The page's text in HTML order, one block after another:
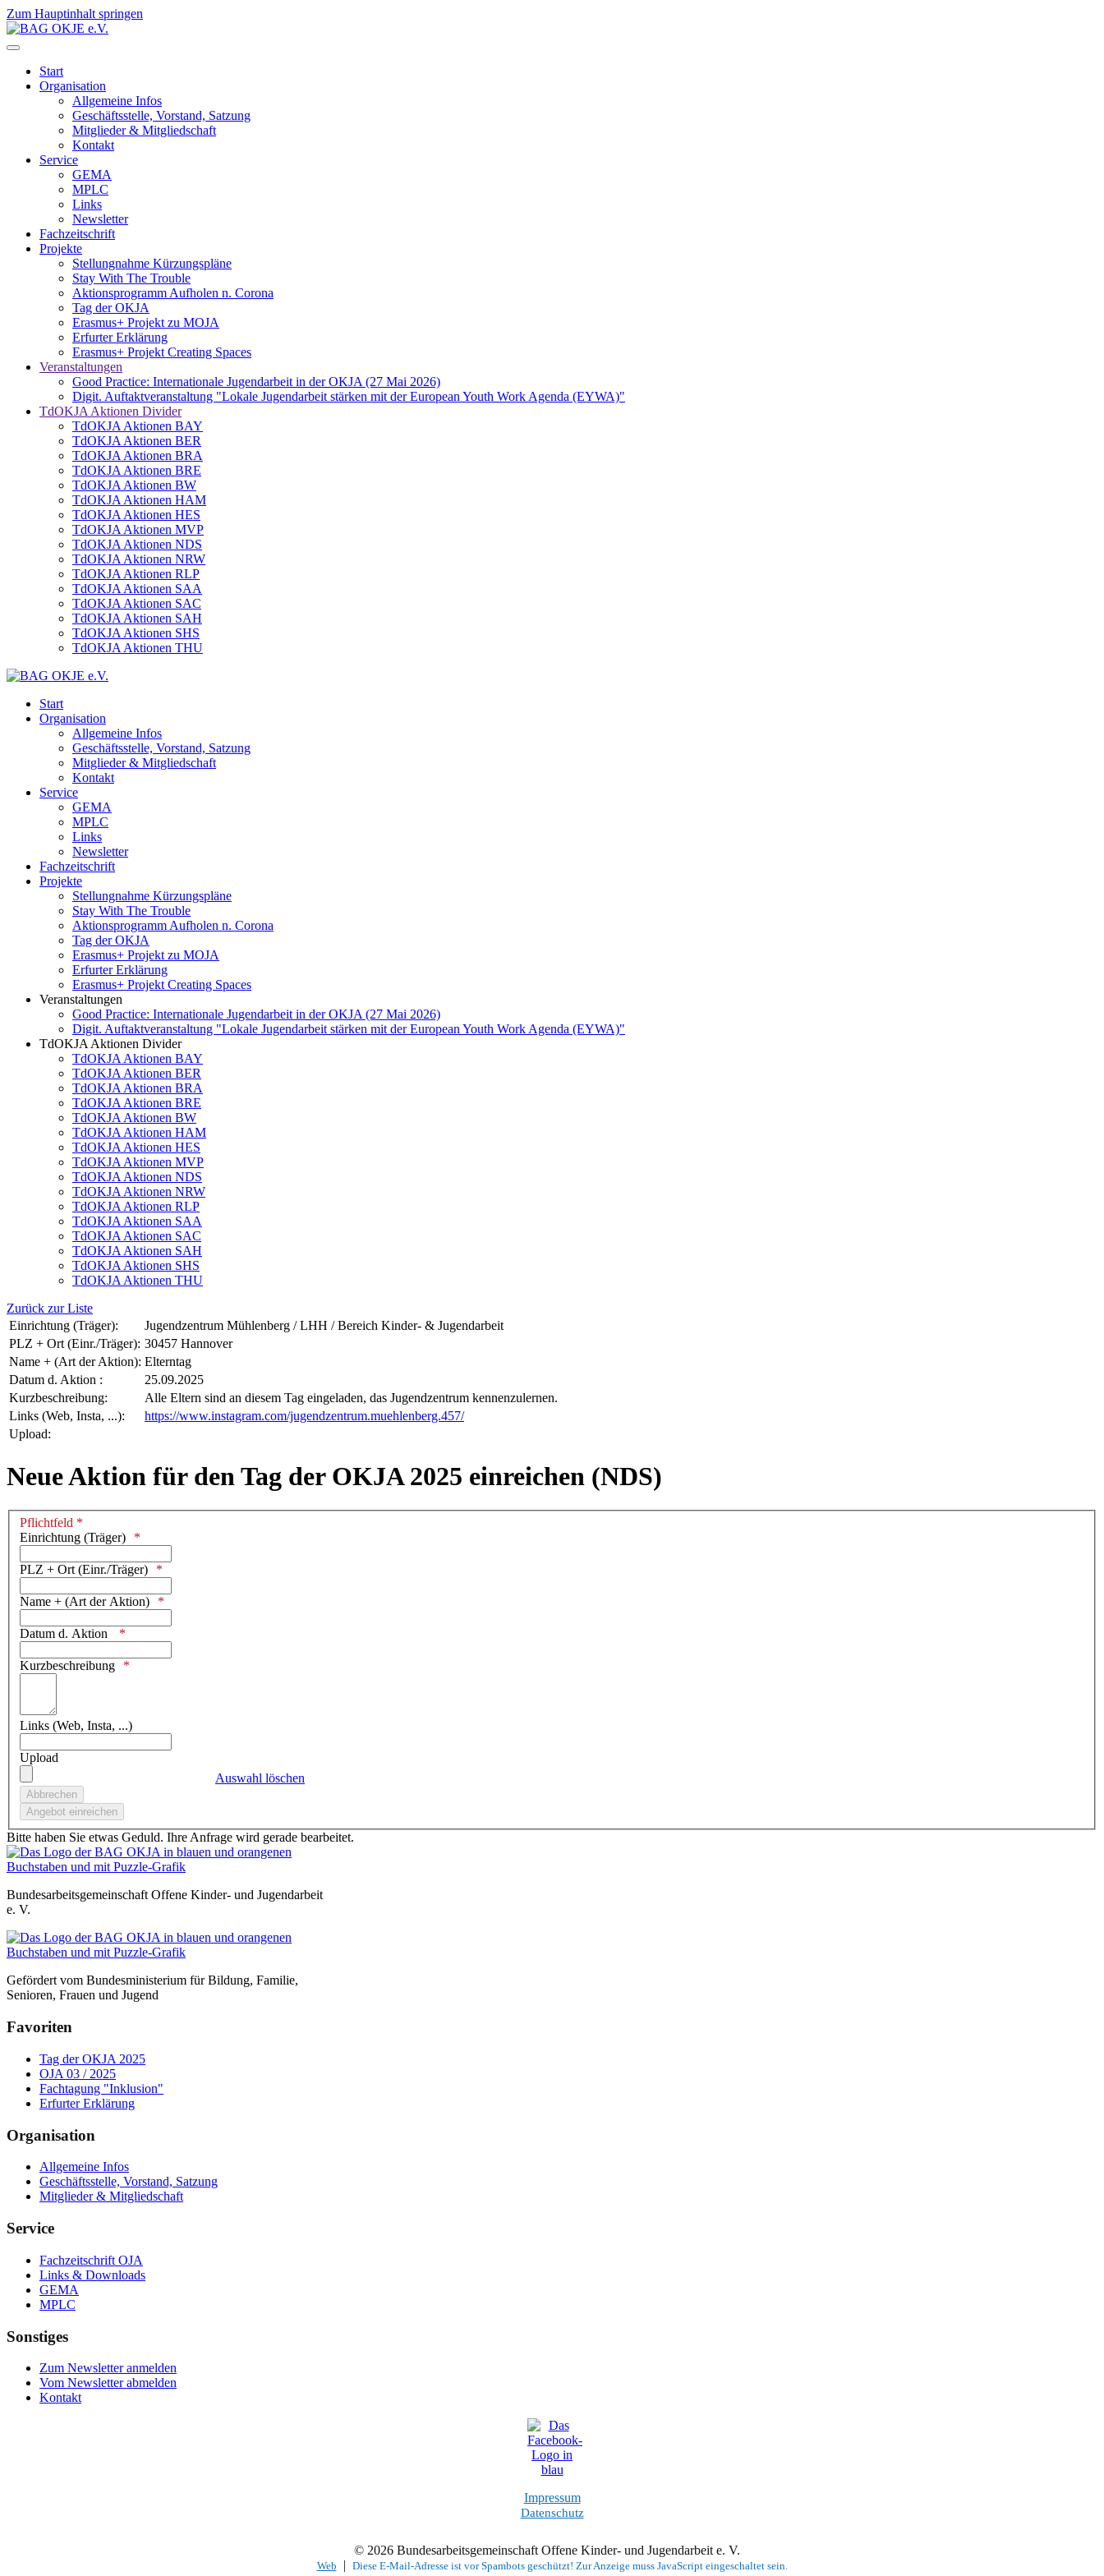
Zum Hauptinhalt springen
Start
Organisation
Allgemeine Infos
Geschäftsstelle, Vorstand, Satzung
Mitglieder & Mitgliedschaft
Kontakt
Service
GEMA
MPLC
Links
Newsletter
Fachzeitschrift
Projekte
Stellungnahme Kürzungspläne
Stay With The Trouble
Aktionsprogramm Aufholen n. Corona
Tag der OKJA
Erasmus+ Projekt zu MOJA
Erfurter Erklärung
Erasmus+ Projekt Creating Spaces
Veranstaltungen
Good Practice: Internationale Jugendarbeit in der OKJA (27 Mai 2026)
Digit. Auftaktveranstaltung "Lokale Jugendarbeit stärken mit der European Youth Work Agenda (EYWA)"
TdOKJA Aktionen Divider
TdOKJA Aktionen BAY
TdOKJA Aktionen BER
TdOKJA Aktionen BRA
TdOKJA Aktionen BRE
TdOKJA Aktionen BW
TdOKJA Aktionen HAM
TdOKJA Aktionen HES
TdOKJA Aktionen MVP
TdOKJA Aktionen NDS
TdOKJA Aktionen NRW
TdOKJA Aktionen RLP
TdOKJA Aktionen SAA
TdOKJA Aktionen SAC
TdOKJA Aktionen SAH
TdOKJA Aktionen SHS
TdOKJA Aktionen THU
Start
Organisation
Allgemeine Infos
Geschäftsstelle, Vorstand, Satzung
Mitglieder & Mitgliedschaft
Kontakt
Service
GEMA
MPLC
Links
Newsletter
Fachzeitschrift
Projekte
Stellungnahme Kürzungspläne
Stay With The Trouble
Aktionsprogramm Aufholen n. Corona
Tag der OKJA
Erasmus+ Projekt zu MOJA
Erfurter Erklärung
Erasmus+ Projekt Creating Spaces
Veranstaltungen
Good Practice: Internationale Jugendarbeit in der OKJA (27 Mai 2026)
Digit. Auftaktveranstaltung "Lokale Jugendarbeit stärken mit der European Youth Work Agenda (EYWA)"
TdOKJA Aktionen Divider
TdOKJA Aktionen BAY
TdOKJA Aktionen BER
TdOKJA Aktionen BRA
TdOKJA Aktionen BRE
TdOKJA Aktionen BW
TdOKJA Aktionen HAM
TdOKJA Aktionen HES
TdOKJA Aktionen MVP
TdOKJA Aktionen NDS
TdOKJA Aktionen NRW
TdOKJA Aktionen RLP
TdOKJA Aktionen SAA
TdOKJA Aktionen SAC
TdOKJA Aktionen SAH
TdOKJA Aktionen SHS
TdOKJA Aktionen THU
Zurück zur Liste
Einrichtung (Träger):
Jugendzentrum Mühlenberg / LHH / Bereich Kinder- & Jugendarbeit
PLZ + Ort (Einr./Träger): 30457 Hannover
Name + (Art der Aktion): Elterntag
Datum d. Aktion :
25.09.2025
Kurzbeschreibung:
Alle Eltern sind an diesem Tag eingeladen, das Jugendzentrum kennenzulernen.
Links (Web, Insta, ...):
https://www.instagram.com/jugendzentrum.muehlenberg.457/
Upload:
Neue Aktion für den Tag der OKJA 2025 einreichen (NDS)
Pflichtfeld *
Einrichtung (Träger)
PLZ + Ort (Einr./Träger)
Name + (Art der Aktion)
Datum d. Aktion
Kurzbeschreibung
Links (Web, Insta, ...)
Upload
Auswahl löschen
Bitte haben Sie etwas Geduld. Ihre Anfrage wird gerade bearbeitet.
Bundesarbeitsgemeinschaft Offene Kinder- und Jugendarbeit
e. V.
Gefördert vom Bundesministerium für Bildung, Familie,
Senioren, Frauen und Jugend
Favoriten
Tag der OKJA 2025
OJA 03 / 2025
Fachtagung "Inklusion"
Erfurter Erklärung
Organisation
Allgemeine Infos
Geschäftsstelle, Vorstand, Satzung
Mitglieder & Mitgliedschaft
Service
Fachzeitschrift OJA
Links & Downloads
GEMA
MPLC
Sonstiges
Zum Newsletter anmelden
Vom Newsletter abmelden
Kontakt
Impressum
Datenschutz
© 2026 Bundesarbeitsgemeinschaft Offene Kinder- und Jugendarbeit e. V.
Web | Diese E-Mail-Adresse ist vor Spambots geschützt! Zur Anzeige muss JavaScript eingeschaltet sein.